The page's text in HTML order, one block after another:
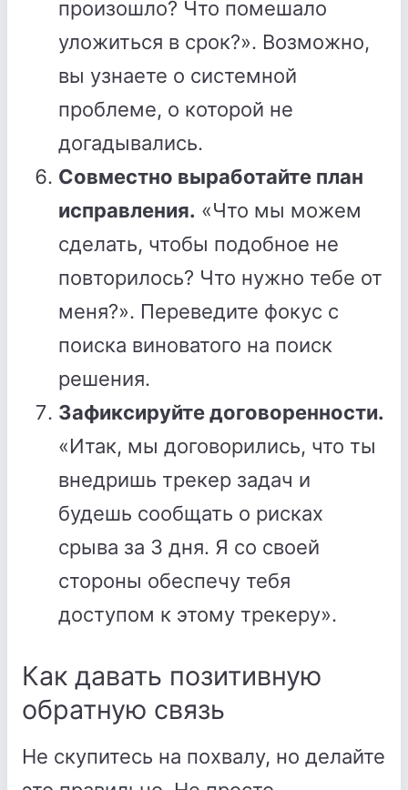
произошло? Что помешало
уложиться в срок?». Возможно,
вы узнаете о системной
проблеме, о которой не
догадывались.
Совместно выработайте план
исправления. «Что мы можем
сделать, чтобы подобное не
повторилось? Что нужно тебе от
меня?». Переведите фокус с
поиска виноватого на поиск
решения.
Зафиксируйте договоренности.
«Итак, мы договорились, что ты
внедришь трекер задач и
будешь сообщать о рисках
срыва за 3 дня. Я со своей
стороны обеспечу тебя
доступом к этому трекеру».
Как давать позитивную
обратную связь
Не скупитесь на похвалу, но делайте